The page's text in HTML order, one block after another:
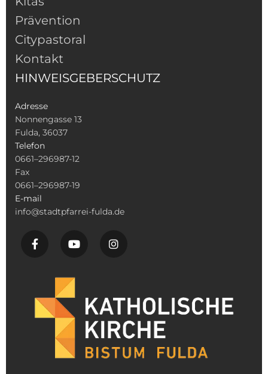
Prävention
Citypastoral
Kontakt
HINWEISGEBERSCHUTZ
Adresse
Nonnengasse 13
Fulda, 36037
Telefon
0661–296987-12
Fax
0661–296987-19
E-mail
info@stadtpfarrei-fulda.de